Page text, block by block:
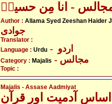
- انا مِن حسینؑ
Author : Allama Syed Zeeshan Haider
جوادی
Translator :
Language : Urdu
Category : Majalis - مجالس
Topic :
Majalis - Assase Aadmiyat